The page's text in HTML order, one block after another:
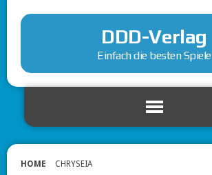
DDD-Verlag
Einfach die besten Spiele
HOME CHRYSEIA